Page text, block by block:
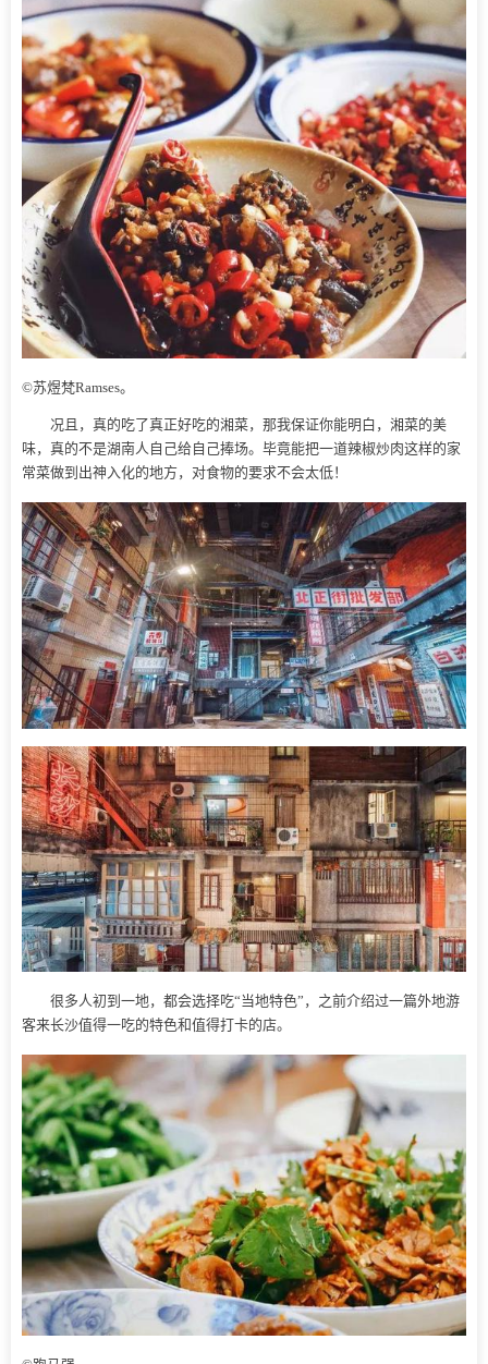
©苏煜梵Ramses。
况且，真的吃了真正好吃的湘菜，那我保证你能明白，湘菜的美
味，真的不是湖南人自己给自己捧场。毕竟能把一道辣椒炒肉这样的家
常菜做到出神入化的地方，对食物的要求不会太低！
很多人初到一地，都会选择吃“当地特色”，之前介绍过一篇外地游
客来长沙值得一吃的特色和值得打卡的店。